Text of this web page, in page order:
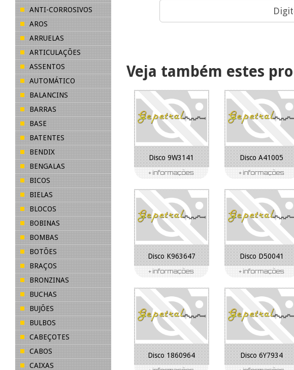
Veja também estes
Disco 9W3141 Disco A41005
Disco K963647 Disco D50041
Disco 1860964 Disco 6Y7934
ANTI-CORROSIVOS
AROS
ARRUELAS
ARTICULAÇÕES
ASSENTOS
AUTOMÁTICO
BALANCINS
BARRAS
BASE
BATENTES
BENDIX
BENGALAS
BICOS
BIELAS
BLOCOS
BOBINAS
BOMBAS
BOTÕES
BRAÇOS
BRONZINAS
BUCHAS
BUJÕES
BULBOS
CABEÇOTES
CABOS
CAIXAS